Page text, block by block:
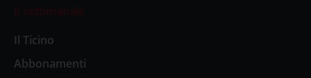
Il settimanale
Il Ticino
Abbonamenti